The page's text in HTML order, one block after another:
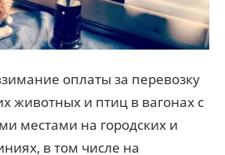
оплаты за перевозку
животных и птиц в вагонах с
местами на городских и
в том числе на